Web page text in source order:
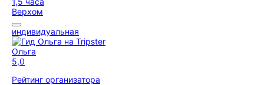
Верхом
индивидуальная
Ольга
5,0
Рейтинг организатора